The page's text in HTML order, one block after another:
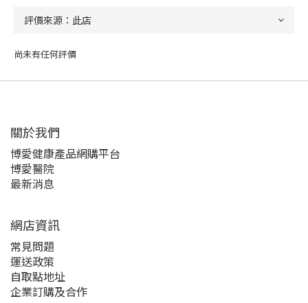
尚未有任何評價
關於我們‎
博愛健康產品網購平台
博愛醫院
最新消息
網店資訊
常見問題
運送政策
自取點地址
企業訂購及合作